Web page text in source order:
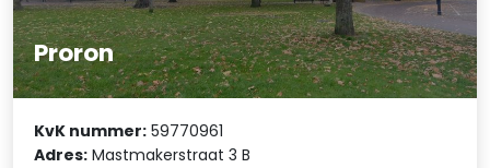
Proron
KvK nummer: 59770961
Adres: Mastmakerstraat 3 B